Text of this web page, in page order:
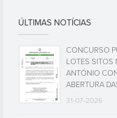
ÚLTIMAS NOTÍCIAS
CONCURSO
LOTES SITOS
ANTÓNIO
ABERTURA
31-07-2026